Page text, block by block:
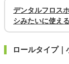
デンタルフロス
シみたいに使える
ロールタイプ